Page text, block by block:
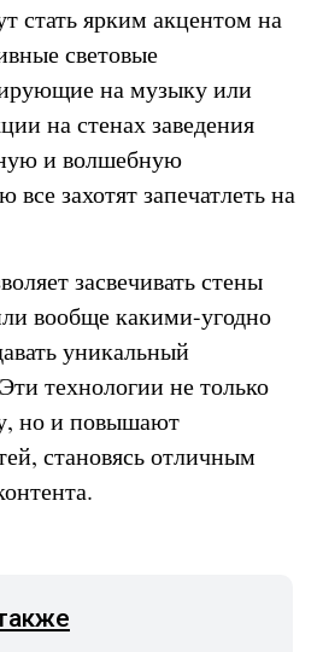
стать ярким акцентом на
световые
на музыку или
на стенах заведения
и волшебную
все захотят запечатлеть на
засвечивать стены
вообще какими-угодно
уникальный
технологии не только
но и повышают
становясь отличным